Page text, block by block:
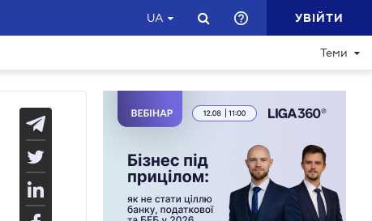
UA УВІЙТИ
Теми